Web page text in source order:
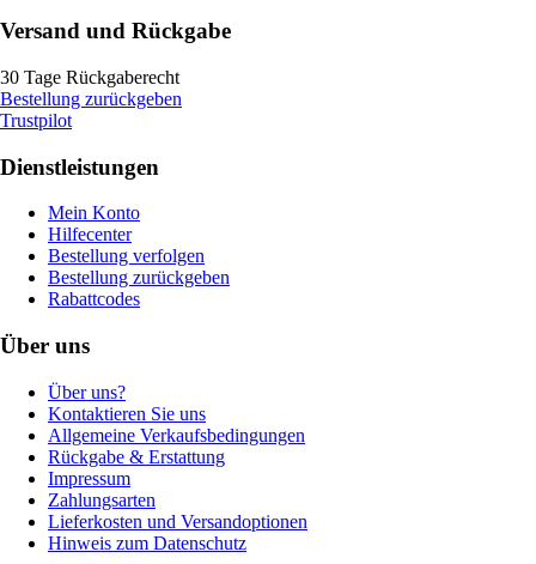
Versand und Rückgabe
30 Tage Rückgaberecht
Bestellung zurückgeben
Trustpilot
Dienstleistungen
Mein Konto
Hilfecenter
Bestellung verfolgen
Bestellung zurückgeben
Rabattcodes
Über uns
Über uns?
Kontaktieren Sie uns
Allgemeine Verkaufsbedingungen
Rückgabe & Erstattung
Impressum
Zahlungsarten
Lieferkosten und Versandoptionen
Hinweis zum Datenschutz